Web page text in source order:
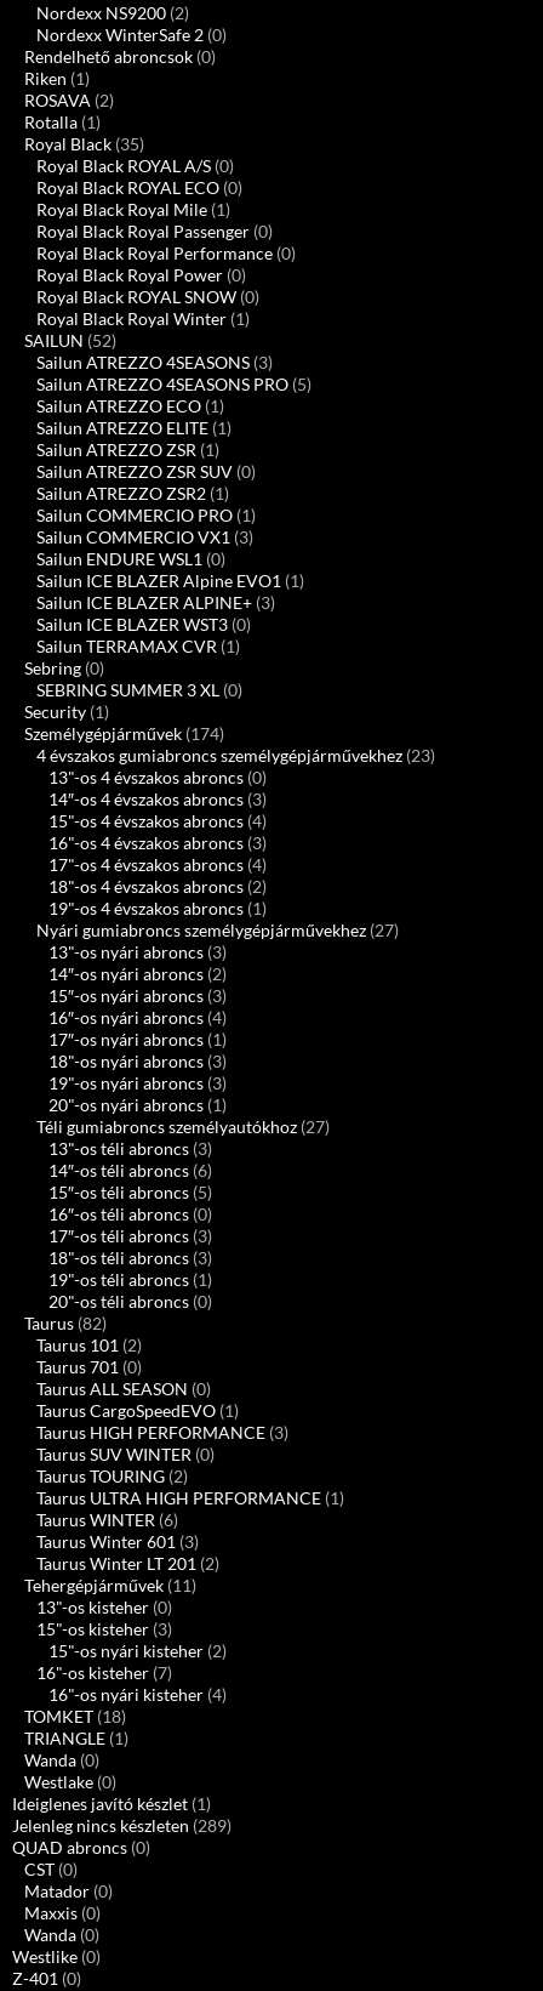
Nordexx NS9200 (2)
Nordexx WinterSafe 2 (0)
Rendelhető abroncsok (0)
Riken (1)
ROSAVA (2)
Rotalla (1)
Royal Black (35)
Royal Black ROYAL A/S (0)
Royal Black ROYAL ECO (0)
Royal Black Royal Mile (1)
Royal Black Royal Passenger (0)
Royal Black Royal Performance (0)
Royal Black Royal Power (0)
Royal Black ROYAL SNOW (0)
Royal Black Royal Winter (1)
SAILUN (52)
Sailun ATREZZO 4SEASONS (3)
Sailun ATREZZO 4SEASONS PRO (5)
Sailun ATREZZO ECO (1)
Sailun ATREZZO ELITE (1)
Sailun ATREZZO ZSR (1)
Sailun ATREZZO ZSR SUV (0)
Sailun ATREZZO ZSR2 (1)
Sailun COMMERCIO PRO (1)
Sailun COMMERCIO VX1 (3)
Sailun ENDURE WSL1 (0)
Sailun ICE BLAZER Alpine EVO1 (1)
Sailun ICE BLAZER ALPINE+ (3)
Sailun ICE BLAZER WST3 (0)
Sailun TERRAMAX CVR (1)
Sebring (0)
SEBRING SUMMER 3 XL (0)
Security (1)
Személygépjárművek (174)
4 évszakos gumiabroncs személygépjárművekhez (23)
13"-os 4 évszakos abroncs (0)
14″-os 4 évszakos abroncs (3)
15"-os 4 évszakos abroncs (4)
16"-os 4 évszakos abroncs (3)
17"-os 4 évszakos abroncs (4)
18"-os 4 évszakos abroncs (2)
19"-os 4 évszakos abroncs (1)
Nyári gumiabroncs személygépjárművekhez (27)
13"-os nyári abroncs (3)
14″-os nyári abroncs (2)
15″-os nyári abroncs (3)
16″-os nyári abroncs (4)
17″-os nyári abroncs (1)
18"-os nyári abroncs (3)
19"-os nyári abroncs (3)
20"-os nyári abroncs (1)
Téli gumiabroncs személyautókhoz (27)
13"-os téli abroncs (3)
14″-os téli abroncs (6)
15″-os téli abroncs (5)
16″-os téli abroncs (0)
17″-os téli abroncs (3)
18"-os téli abroncs (3)
19"-os téli abroncs (1)
20"-os téli abroncs (0)
Taurus (82)
Taurus 101 (2)
Taurus 701 (0)
Taurus ALL SEASON (0)
Taurus CargoSpeedEVO (1)
Taurus HIGH PERFORMANCE (3)
Taurus SUV WINTER (0)
Taurus TOURING (2)
Taurus ULTRA HIGH PERFORMANCE (1)
Taurus WINTER (6)
Taurus Winter 601 (3)
Taurus Winter LT 201 (2)
Tehergépjárművek (11)
13"-os kisteher (0)
15"-os kisteher (3)
15"-os nyári kisteher (2)
16"-os kisteher (7)
16"-os nyári kisteher (4)
TOMKET (18)
TRIANGLE (1)
Wanda (0)
Westlake (0)
Ideiglenes javító készlet (1)
Jelenleg nincs készleten (289)
QUAD abroncs (0)
CST (0)
Matador (0)
Maxxis (0)
Wanda (0)
Westlike (0)
Z-401 (0)